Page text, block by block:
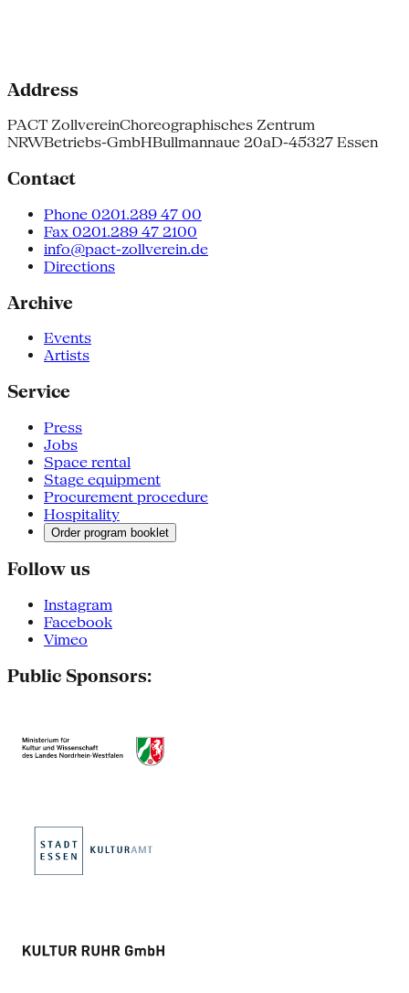
Address
PACT ZollvereinChoreographisches Zentrum
NRWBetriebs-GmbHBullmannaue 20aD-45327 Essen
Contact
Phone 0201.289 47 00
Fax 0201.289 47 2100
info@pact-zollverein.de
Directions
Archive
Events
Artists
Service
Press
Jobs
Space rental
Stage equipment
Procurement procedure
Hospitality
Order program booklet
Follow us
Instagram
Facebook
Vimeo
Public Sponsors: